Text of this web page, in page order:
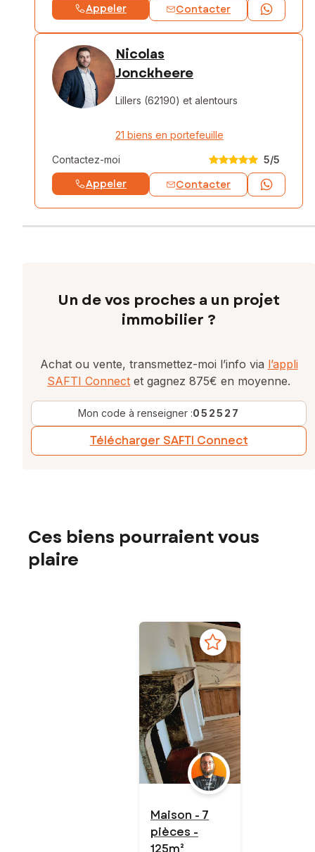
Appeler Contacter
Nicolas
Jonckheere
Lillers (62190) et alentours
21 biens en portefeuille
Contactez-moi 5/5
Appeler Contacter
Un de vos proches a un projet
immobilier ?
Achat ou vente, transmettez-moi l’info via l’appli
SAFTI Connect et gagnez 875€ en moyenne.
Mon code à renseigner :052527
Télécharger SAFTI Connect
Ces biens pourraient vous
plaire
Maison - 7
pièces -